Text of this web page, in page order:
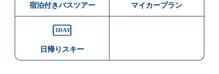
宿泊付きバスツアー マイカープラン
日帰りスキー